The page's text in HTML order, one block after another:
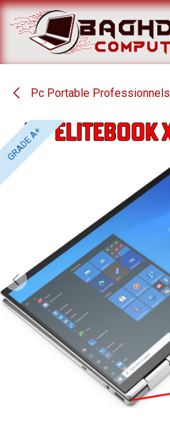
Se rendre au contenu
Pc Portable Professionnels
GRADE A+
GRADE A+